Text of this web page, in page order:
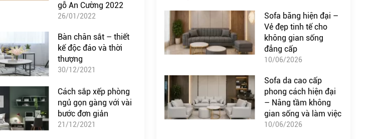
gỗ An Cường 2022
26/01/2022
Bàn chân sắt – thiết
kế độc đáo và thời
thượng
30/12/2021
Cách sắp xếp phòng
ngủ gọn gàng với vài
bước đơn giản
21/12/2021
Sofa băng hiện đại –
Vẻ đẹp tinh tế cho
không gian sống
đẳng cấp
10/06/2026
Sofa da cao cấp
phong cách hiện đại
– Nâng tầm không
gian sống và làm việc
10/06/2026